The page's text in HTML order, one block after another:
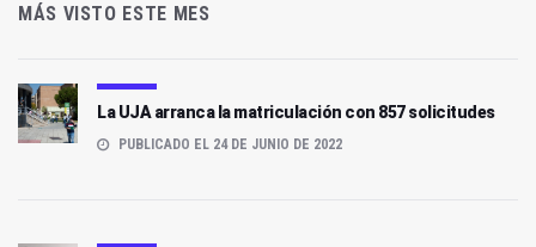
MÁS VISTO ESTE MES
La UJA arranca la matriculación con 857 solicitudes
PUBLICADO EL 24 DE JUNIO DE 2022